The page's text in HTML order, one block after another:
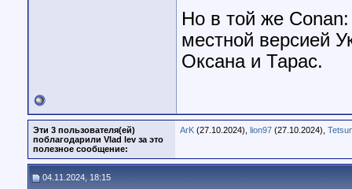
Но в той же
местной версией
Оксана и Тарас.
Эти 3 пользователя(ей)
поблагодарили Vlad lev за это
полезное сообщение:
ArK (27.10.2024), lion97 (27.10.2024),
04.11.2024, 18:15